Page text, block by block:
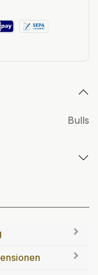
Bulls